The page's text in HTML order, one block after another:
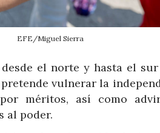
EFE/Miguel Sierra
el norte y hasta el
vulnerar la
méritos, así como
al poder.